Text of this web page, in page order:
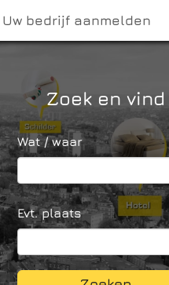
Uw bedrijf aanmelden
Zoek en vind
Wat / waar
Evt. plaats